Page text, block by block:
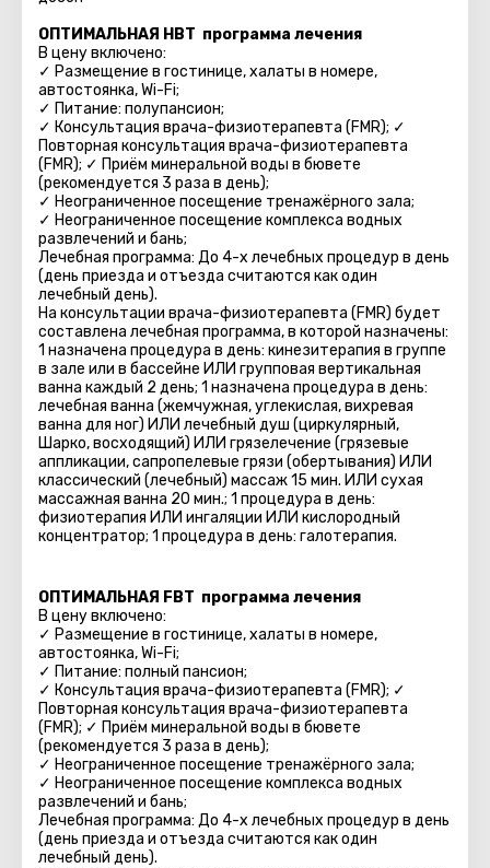
ОПТИМАЛЬНАЯ HBT программа лечения
В цену включено:
✓ Размещение в гостинице, халаты в номере,
автостоянка, Wi-Fi;
✓ Питание: полупансион;
✓ Консультация врача-физиотерапевта (FMR); ✓
Повторная консультация врача-физиотерапевта
(FMR); ✓ Приём минеральной воды в бювете
(рекомендуется 3 раза в день);
✓ Неограниченное посещение тренажёрного зала;
✓ Неограниченное посещение комплекса водных
развлечений и бань;
Лечебная программа: До 4-х лечебных процедур в день
(день приезда и отъезда считаются как один
лечебный день).
На консультации врача-физиотерапевта (FMR) будет
составлена лечебная программа, в которой назначены:
1 назначена процедура в день: кинезитерапия в группе
в зале или в бассейне ИЛИ групповая вертикальная
ванна каждый 2 день; 1 назначена процедура в день:
лечебная ванна (жемчужная, углекислая, вихревая
ванна для ног) ИЛИ лечебный душ (циркулярный,
Шарко, восходящий) ИЛИ грязелечение (грязевые
аппликации, сапропелевые грязи (обертывания) ИЛИ
классический (лечебный) массаж 15 мин. ИЛИ сухая
массажная ванна 20 мин.; 1 процедура в день:
физиотерапия ИЛИ ингаляции ИЛИ кислородный
концентратор; 1 процедура в день: галотерапия.
ОПТИМАЛЬНАЯ FBT программа лечения
В цену включено:
✓ Размещение в гостинице, халаты в номере,
автостоянка, Wi-Fi;
✓ Питание: полный пансион;
✓ Консультация врача-физиотерапевта (FMR); ✓
Повторная консультация врача-физиотерапевта
(FMR); ✓ Приём минеральной воды в бювете
(рекомендуется 3 раза в день);
✓ Неограниченное посещение тренажёрного зала;
✓ Неограниченное посещение комплекса водных
развлечений и бань;
Лечебная программа: До 4-х лечебных процедур в день
(день приезда и отъезда считаются как один
лечебный день).